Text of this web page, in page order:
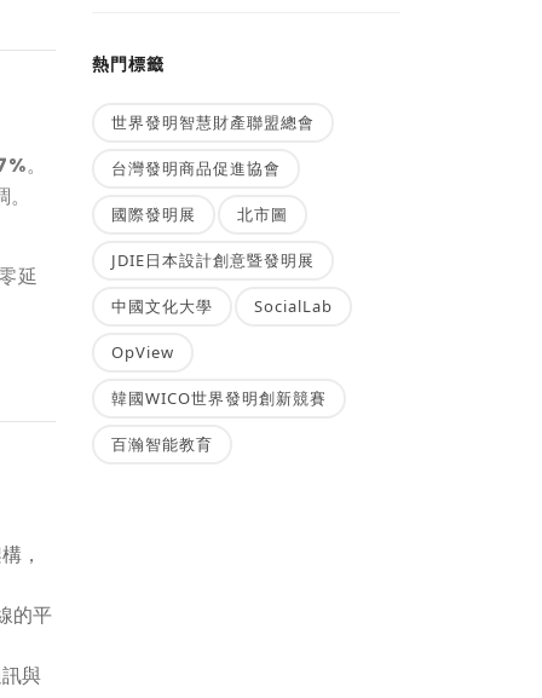
。
延
，
的平
與
熱門標籤
世界發明智慧財產聯盟總會
台灣發明商品促進協會
國際發明展 北市圖
JDIE日本設計創意暨發明展
中國文化大學 SocialLab
OpView
韓國WICO世界發明創新競賽
百瀚智能教育